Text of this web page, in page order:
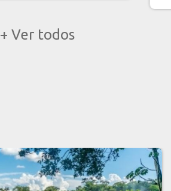
+ Ver todos